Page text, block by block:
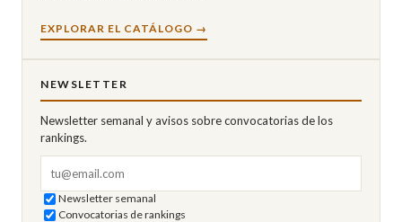
EXPLORAR EL CATÁLOGO →
NEWSLETTER
Newsletter semanal y avisos sobre convocatorias de los
rankings.
Newsletter semanal
Convocatorias de rankings